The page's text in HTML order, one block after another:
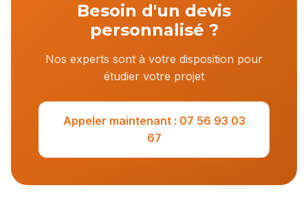
Besoin d'un devis
personnalisé ?
Nos experts sont à votre disposition pour
étudier votre projet
Appeler maintenant : 07 56 93 03
67